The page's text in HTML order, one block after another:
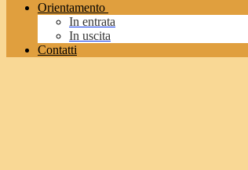
Orientamento
In entrata
In uscita
Contatti